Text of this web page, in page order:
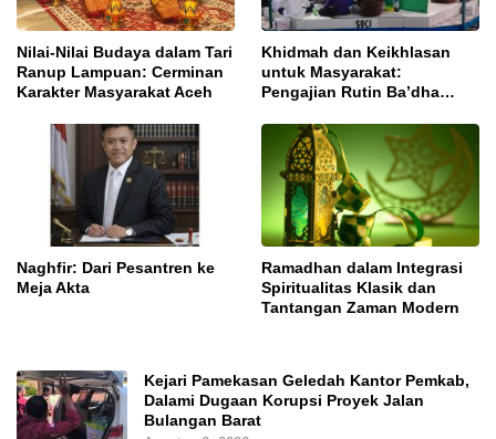
Nilai-Nilai Budaya dalam Tari
Ranup Lampuan: Cerminan
Karakter Masyarakat Aceh
Khidmah dan Keikhlasan
untuk Masyarakat:
Pengajian Rutin Ba’dha
Naghfir: Dari Pesantren ke
Meja Akta
Ramadhan dalam Integrasi
Spiritualitas Klasik dan
Tantangan Zaman Modern
Kejari Pamekasan Geledah Kantor Pemkab,
Dalami Dugaan Korupsi Proyek Jalan
Bulangan Barat